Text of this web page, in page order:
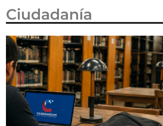
Ciudadanía